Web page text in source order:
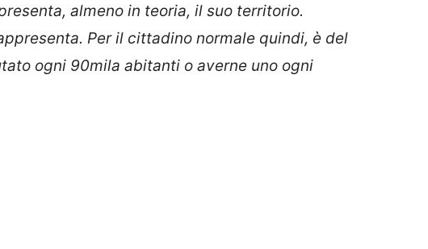
almeno in teoria, il suo territorio.
Per il cittadino normale quindi, è del
ogni 90mila abitanti o averne uno ogni